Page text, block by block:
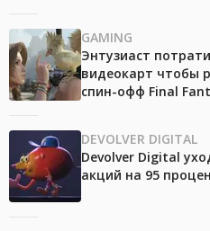
GAMING
Энтузиаст
видеокарт чтобы
спин-офф Final
DEVOLVER DIGITAL
Devolver Digital
акций на 95